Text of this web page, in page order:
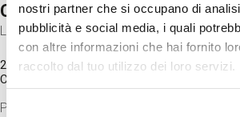
nostri partner che si occupano di
pubblicità e social media, i quali
con altre informazioni che hai fornito
raccolto dal tuo utilizzo dei loro servizi.
Selezione
Come funziona il cervello?
Laboratorio
20 Set 2026 / 11:15 - 13:00
Costo
Proveremo a costruire un cervello in